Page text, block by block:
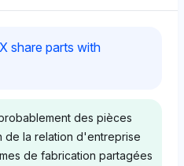
TX comme
de luxe telles que
de 7,3 %, indiquant
sur le marché haut de
une comparaison
share parts with
des pièces
de la relation d'entreprise
de fabrication partagées